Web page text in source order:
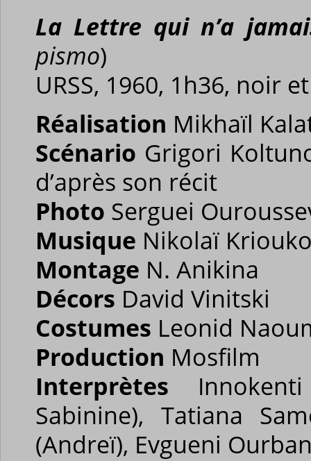
La Lettre qui n’a
pismo)
URSS, 1960, 1h36, noir
Réalisation Mikhaïl
Scénario Grigori
d’après son récit
Photo Serguei
Musique Nikolaï
Montage N. Anikina
Décors David Vinitski
Costumes Leonid
Production Mosfilm
Interprètes Innokenti
Sabinine), Tatiana
(Andreï), Evgueni